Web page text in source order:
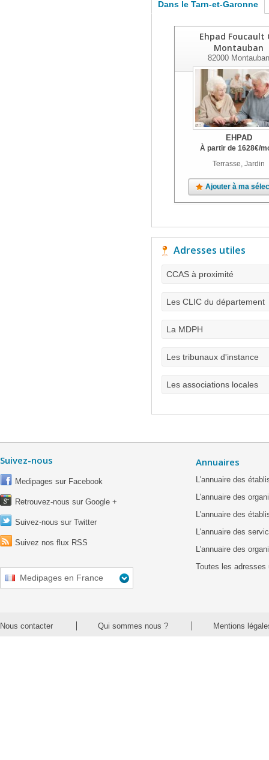
Dans le Tarn-et-Garonne
Ehpad Foucault
Montauban
82000 Montauban
EHPAD
À partir de 1628€/
Terrasse, Jardin
Ajouter à ma
Adresses utiles
CCAS à proximité
Les CLIC du département
La MDPH
Les tribunaux d'instance
Les associations locales
Suivez-nous
Medipages sur Facebook
Retrouvez-nous sur Google +
Suivez-nous sur Twitter
Suivez nos flux RSS
Medipages en France
Annuaires
L'annuaire des
L'annuaire des
L'annuaire des
L'annuaire des
L'annuaire des
Toutes les adresses
Nous contacter Qui sommes nous ? Mentions